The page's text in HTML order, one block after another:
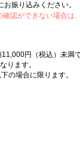
振り込みください。
認ができない場合は
円（税込）未満
ります。
の場合に限ります。